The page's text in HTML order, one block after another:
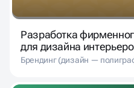
Разработка
для дизайна
Брендинг (дизайн —